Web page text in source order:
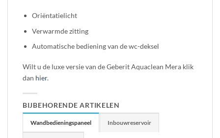
Oriëntatielicht
Verwarmde zitting
Automatische bediening van de wc-deksel
Wilt u de luxe versie van de Geberit Aquaclean Mera klik
dan hier.
BIJBEHORENDE ARTIKELEN
Wandbedieningspaneel Inbouwreservoir